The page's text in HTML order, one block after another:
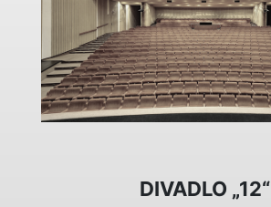
DIVADLO „12“